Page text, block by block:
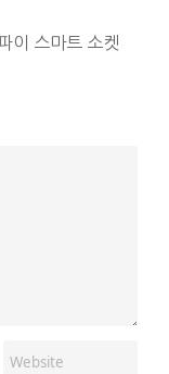
이 스마트 소켓